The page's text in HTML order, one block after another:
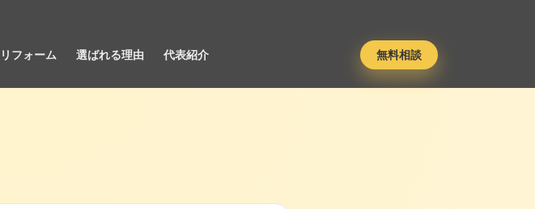
リフォーム 選ばれる理由 代表紹介 無料相談